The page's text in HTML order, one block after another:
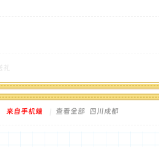
来自手机端 查看全部 四川成都